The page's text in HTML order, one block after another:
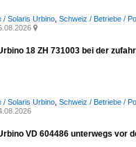
/ Solaris Urbino Schweiz / Betriebe /

18 ZH 731003 bei der
/ Solaris Urbino Schweiz / Betriebe /
VD 604486 unterwegs vor